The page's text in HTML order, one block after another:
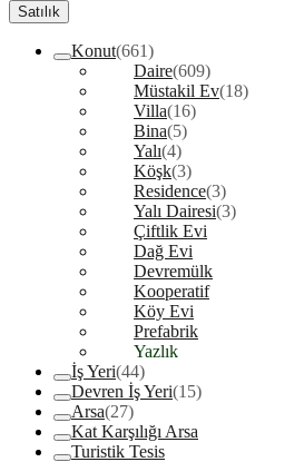
Satılık
Konut(661)
Daire(609)
Müstakil Ev(18)
Villa(16)
Bina(5)
Yalı(4)
Köşk(3)
Residence(3)
Yalı Dairesi(3)
Çiftlik Evi
Dağ Evi
Devremülk
Kooperatif
Köy Evi
Prefabrik
Yazlık
İş Yeri(44)
Devren İş Yeri(15)
Arsa(27)
Kat Karşılığı Arsa
Turistik Tesis